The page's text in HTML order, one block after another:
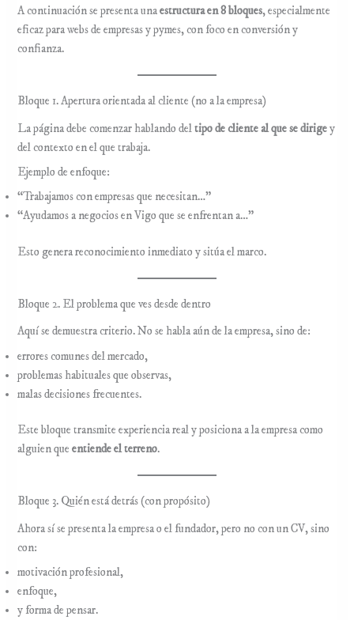
A continuación se presenta unaestructura en 8 bloques, especialmente
eficaz para webs de empresas y pymes, con foco en conversión y
confianza.
Bloque 1. Apertura orientada al cliente (no a la empresa)
La página debe comenzar hablando deltipo de cliente al que se dirigey
del contexto en el que trabaja.
Ejemplo de enfoque:
“Trabajamos con empresas que necesitan…”
“Ayudamos a negocios en Vigo que se enfrentan a…”
Esto genera reconocimiento inmediato y sitúa el marco.
Bloque 2. El problema que ves desde dentro
Aquí se demuestra criterio. No se habla aún de la empresa, sino de:
errores comunes del mercado,
problemas habituales que observas,
malas decisiones frecuentes.
Este bloque transmite experiencia real y posiciona a la empresa como
alguien queentiende el terreno.
Bloque 3. Quién está detrás (con propósito)
Ahora sí se presenta la empresa o el fundador, pero no con un CV, sino
con:
motivación profesional,
enfoque,
y forma de pensar.